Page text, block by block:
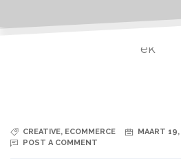
CREATIVE, ECOMMERCE
MAART
POST A COMMENT